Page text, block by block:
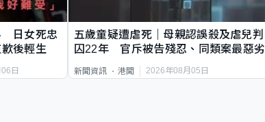
日女死忠
後輕生
日
五歲童疑遭虐死｜母親認誤殺及虐兒判
囚22年 官斥被告殘忍、同類案最惡劣
新聞資訊 港聞 2026年08月05日